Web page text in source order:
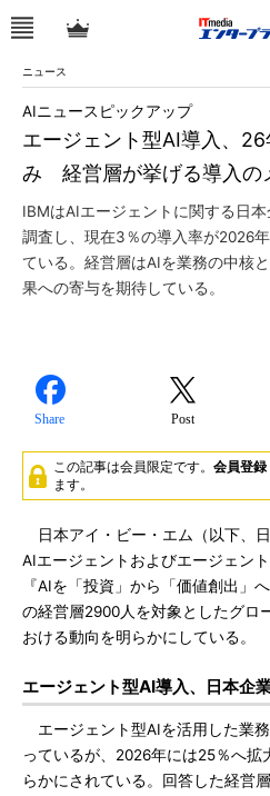
ニュース
エージェント型AI導入、
み 経営層が挙げる導入の
AIニュースピックアップ
IBMはAIエージェントに関する日
調査し、現在3％の導入率が2026
ている。経営層はAIを業務の中核
果への寄与を期待している。
Share Post
この記事は会員限定です。 会員登録
ます。
日本アイ・ビー・エム（以下、
AIエージェントおよびエージェン
『AIを「投資」から「価値創出」
の経営層2900人を対象としたグロ
おける動向を明らかにしている。
エージェント型AI導入、日本企
エージェント型AIを活用した業
っているが、2026年には25％へ拡
らかにされている。回答した経営